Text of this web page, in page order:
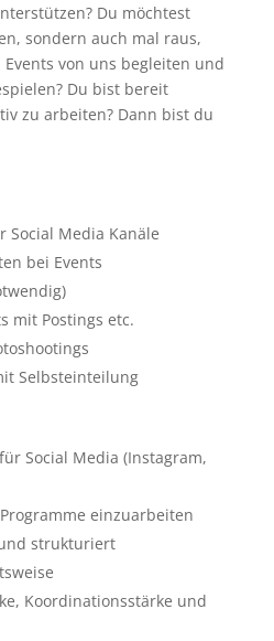
?Du möchtest
sondern auch mal raus,
von uns begleiten und
Du bist bereit
zu arbeiten? Dann bist du
Media Kanäle
bei Events
mit Postings etc.
Selbsteinteilung
Social Media (Instagram,
einzuarbeiten
strukturiert
Koordinationsstärke und